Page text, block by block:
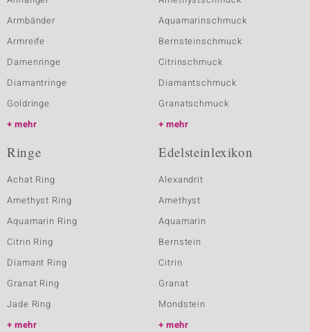
Armbänder
Armreife
Damenringe
Diamantringe
Goldringe
mehr
Aquamarinschmuck
Bernsteinschmuck
Citrinschmuck
Diamantschmuck
Granatschmuck
mehr
Ringe
Achat Ring
Amethyst Ring
Aquamarin Ring
Citrin Ring
Diamant Ring
Granat Ring
Jade Ring
mehr
Edelsteinlexikon
Alexandrit
Amethyst
Aquamarin
Bernstein
Citrin
Granat
Mondstein
mehr